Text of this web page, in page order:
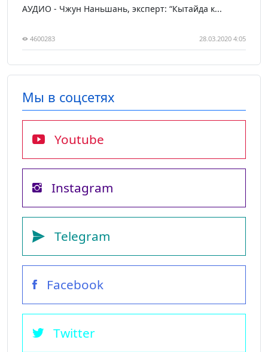
АУДИО - Чжун Наньшань, эксперт: “Кытайда к...
4600283 28.03.2020 4:05
Мы в соцсетях
Youtube
Instagram
Telegram
Facebook
Twitter